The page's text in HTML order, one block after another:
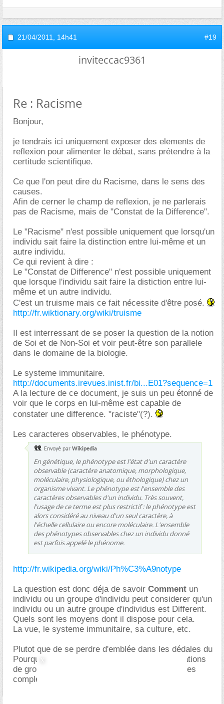
21/04/2011, 14h41 #19
inviteccac9361
Re : Racisme
Bonjour,
je tendrais ici uniquement exposer des elements de
reflexion pour alimenter le débat, sans prétendre à la
certitude scientifique.
Ce que l'on peut dire du Racisme, dans le sens des
causes.
Afin de cerner le champ de reflexion, je ne parlerais
pas de Racisme, mais de "Constat de la Difference".
Le "Racisme" n'est possible uniquement que lorsqu'un
individu sait faire la distinction entre lui-même et un
autre individu.
Ce qui revient à dire :
Le "Constat de Difference" n'est possible uniquement
que lorsque l'individu sait faire la distiction entre lui-
même et un autre individu.
C'est un truisme mais ce fait nécessite d'être posé.
http://fr.wiktionary.org/wiki/truisme
Il est interressant de se poser la question de la notion
de Soi et de Non-Soi et voir peut-être son parallele
dans le domaine de la biologie.
Le systeme immunitaire.
http://documents.irevues.inist.fr/bi...E01?sequence=1
A la lecture de ce document, je suis un peu étonné de
voir que le corps en lui-même est capable de
constater une difference. "raciste"(?).
Les caracteres observables, le phénotype.
Envoyé par Wikipedia
En génétique, le phénotype est l'état d'un caractère
observable (caractère anatomique, morphologique,
moléculaire, physiologique, ou éthologique) chez un
organisme vivant. Le phénotype est l'ensemble des
caractères observables d'un individu. Très souvent,
l'usage de ce terme est plus restrictif : le phénotype est
alors considéré au niveau d'un seul caractère, à
l'échelle cellulaire ou encore moléculaire. L'ensemble
des phénotypes observables chez un individu donné
est parfois appelé le phénome.
http://fr.wikipedia.org/wiki/Ph%C3%A9notype
La question est donc déja de savoir Comment un
individu ou un groupe d'individu peut considerer qu'un
individu ou un autre groupe d'individus est Different.
Quels sont les moyens dont il dispose pour cela.
La vue, le systeme immunitaire, sa culture, etc.
Plutot que de se perdre d'emblée dans les dédales du
Pourquoi, de son bienfondé ou pas, des motivations
de groupe etc, ce qui rend la comprehension tres
complexes.